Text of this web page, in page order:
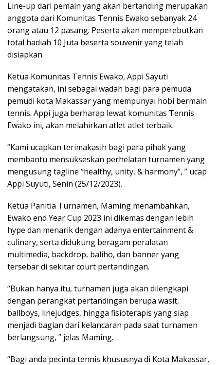
Line-up dari pemain yang akan bertanding merupakan
anggota dari Komunitas Tennis Ewako sebanyak 24
orang atau 12 pasang. Peserta akan memperebutkan
total hadiah 10 Juta beserta souvenir yang telah
disiapkan.
Ketua Komunitas Tennis Ewako, Appi Sayuti
mengatakan, ini sebagai wadah bagi para pemuda
pemudi kota Makassar yang mempunyai hobi bermain
tennis. Appi juga berharap lewat komunitas Tennis
Ewako ini, akan melahirkan atlet atlet terbaik.
“Kami ucapkan terimakasih bagi para pihak yang
membantu mensukseskan perhelatan turnamen yang
mengusung tagline “healthy, unity, & harmony”, ” ucap
Appi Suyuti, Senin (25/12/2023).
Ketua Panitia Turnamen, Maming menambahkan,
Ewako end Year Cup 2023 ini dikemas dengan lebih
hype dan menarik dengan adanya entertainment &
culinary, serta didukung beragam peralatan
multimedia, backdrop, baliho, dan banner yang
tersebar di sekitar court pertandingan.
“Bukan hanya itu, turnamen juga akan dilengkapi
dengan perangkat pertandingan berupa wasit,
ballboys, linejudges, hingga fisioterapis yang siap
menjadi bagian dari kelancaran pada saat turnamen
berlangsung, ” jelas Maming.
“Bagi anda pecinta tennis khususnya di Kota Makassar,